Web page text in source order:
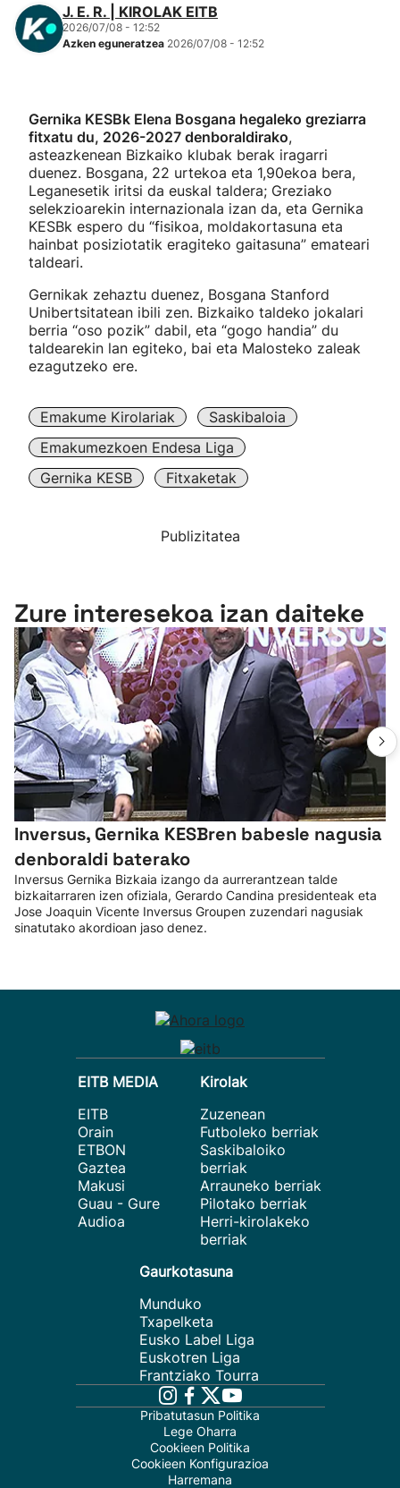
J. E. R. | KIROLAK EITB
2026/07/08 - 12:52
Azken eguneratzea 2026/07/08 - 12:52
Gernika KESBk Elena Bosgana hegaleko greziarra
fitxatu du, 2026-2027 denboraldirako,
asteazkenean Bizkaiko klubak berak iragarri
duenez. Bosgana, 22 urtekoa eta 1,90ekoa bera,
Leganesetik iritsi da euskal taldera; Greziako
selekzioarekin internazionala izan da, eta Gernika
KESBk espero du “fisikoa, moldakortasuna eta
hainbat posiziotatik eragiteko gaitasuna” emateari
taldeari.
Gernikak zehaztu duenez, Bosgana Stanford
Unibertsitatean ibili zen. Bizkaiko taldeko jokalari
berria “oso pozik” dabil, eta “gogo handia” du
taldearekin lan egiteko, bai eta Malosteko zaleak
ezagutzeko ere.
Emakume Kirolariak
Saskibaloia
Emakumezkoen Endesa Liga
Gernika KESB
Fitxaketak
Publizitatea
Zure interesekoa izan daiteke
Inversus, Gernika KESBren babesle nagusia
denboraldi baterako
Inversus Gernika Bizkaia izango da aurrerantzean talde
bizkaitarraren izen ofiziala, Gerardo Candina presidenteak eta
Jose Joaquin Vicente Inversus Groupen zuzendari nagusiak
sinatutako akordioan jaso denez.
EITB MEDIA
EITB
Orain
ETBON
Gaztea
Makusi
Guau - Gure
Audioa
Kirolak
Zuzenean
Futboleko berriak
Saskibaloiko
berriak
Arrauneko berriak
Pilotako berriak
Herri-kirolakeko
berriak
Gaurkotasuna
Munduko
Txapelketa
Eusko Label Liga
Euskotren Liga
Frantziako Tourra
Pribatutasun Politika
Lege Oharra
Cookieen Politika
Cookieen Konfigurazioa
Harremana